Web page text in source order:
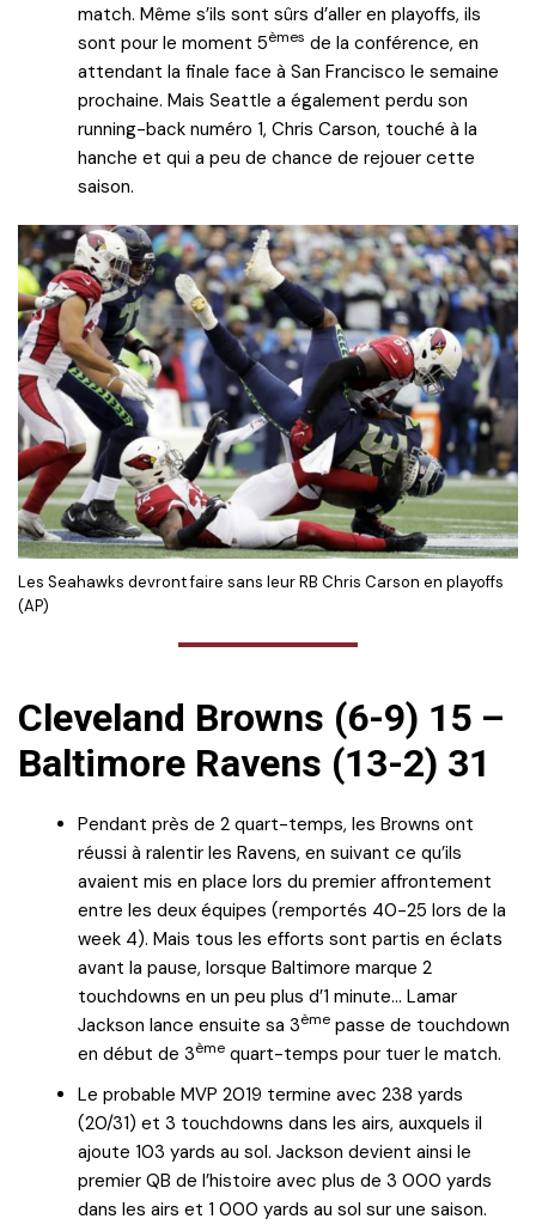
match. Même s’ils sont sûrs d’aller en playoffs, ils
sont pour le moment 5èmes de la conférence, en
attendant la finale face à San Francisco le semaine
prochaine. Mais Seattle a également perdu son
running-back numéro 1, Chris Carson, touché à la
hanche et qui a peu de chance de rejouer cette
saison.
Les Seahawks devront faire sans leur RB Chris Carson en playoffs
(AP)
Cleveland Browns (6-9) 15 –
Baltimore Ravens (13-2) 31
Pendant près de 2 quart-temps, les Browns ont
réussi à ralentir les Ravens, en suivant ce qu’ils
avaient mis en place lors du premier affrontement
entre les deux équipes (remportés 40-25 lors de la
week 4). Mais tous les efforts sont partis en éclats
avant la pause, lorsque Baltimore marque 2
touchdowns en un peu plus d’1 minute… Lamar
Jackson lance ensuite sa 3ème passe de touchdown
en début de 3ème quart-temps pour tuer le match.
Le probable MVP 2019 termine avec 238 yards
(20/31) et 3 touchdowns dans les airs, auxquels il
ajoute 103 yards au sol. Jackson devient ainsi le
premier QB de l’histoire avec plus de 3 000 yards
dans les airs et 1 000 yards au sol sur une saison.